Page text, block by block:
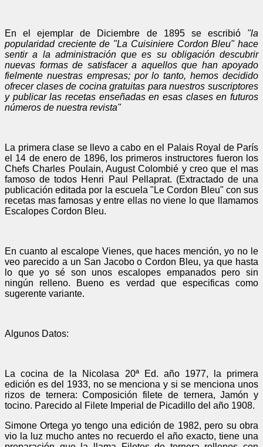
En el ejemplar de Diciembre de 1895 se escribió "la
popularidad creciente de "La Cuisiniere Cordon Bleu" hace
sentir a la administración que es su obligación descubrir
nuevas formas de satisfacer a aquellos que han apoyado
fielmente nuestras empresas; por lo tanto, hemos decidido
ofrecer clases de cocina gratuitas para nuestros suscriptores
y publicar las recetas enseñadas en esas clases en futuros
números de nuestra revista"
La primera clase se llevo a cabo en el Palais Royal de París
el 14 de enero de 1896, los primeros instructores fueron los
Chefs Charles Poulain, August Colombié y creo que el mas
famoso de todos Henri Paul Pellaprat. (Extractado de una
publicación editada por la escuela "Le Cordon Bleu" con sus
recetas mas famosas y entre ellas no viene lo que llamamos
Escalopes Cordon Bleu.
En cuanto al escalope Vienes, que haces mención, yo no le
veo parecido a un San Jacobo o Cordon Bleu, ya que hasta
lo que yo sé son unos escalopes empanados pero sin
ningún relleno. Bueno es verdad que especificas como
sugerente variante.
Algunos Datos:
La cocina de la Nicolasa 20ª Ed. año 1977, la primera
edición es del 1933, no se menciona y si se menciona unos
rizos de ternera: Composición filete de ternera, Jamón y
tocino. Parecido al Filete Imperial de Picadillo del año 1908.
Simone Ortega yo tengo una edición de 1982, pero su obra
vio la luz mucho antes no recuerdo el año exacto, tiene una